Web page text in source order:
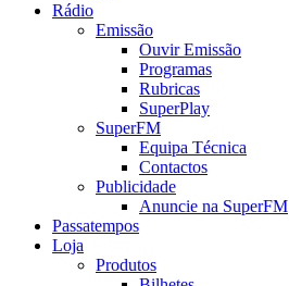
Rádio
Emissão
Ouvir Emissão
Programas
Rubricas
SuperPlay
SuperFM
Equipa Técnica
Contactos
Publicidade
Anuncie na SuperFM
Passatempos
Loja
Produtos